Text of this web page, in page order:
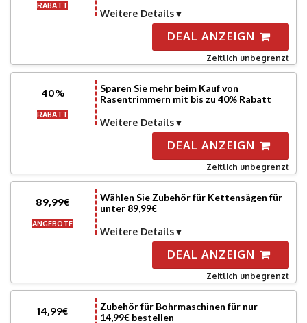
RABATT
Weitere Details
DEAL ANZEIGN
Zeitlich unbegrenzt
40%
RABATT
Sparen Sie mehr beim Kauf von
Rasentrimmern mit bis zu 40% Rabatt
Weitere Details
DEAL ANZEIGN
Zeitlich unbegrenzt
89,99€
ANGEBOTE
Wählen Sie Zubehör für Kettensägen für
unter 89,99€
Weitere Details
DEAL ANZEIGN
Zeitlich unbegrenzt
14,99€
Zubehör für Bohrmaschinen für nur
14,99€ bestellen